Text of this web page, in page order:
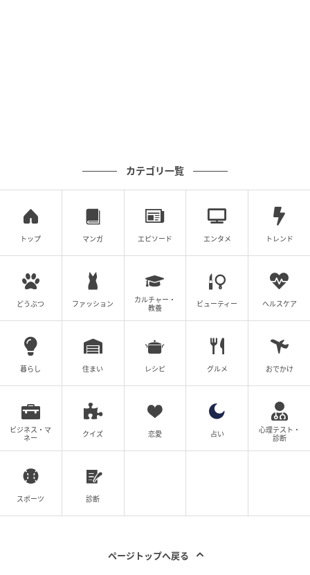
カテゴリ一覧
トップ マンガ エピソード エンタメ トレンド
どうぶつ ファッション
カルチャー・
教養
ビューティー ヘルスケア
暮らし 住まい レシピ グルメ おでかけ
ビジネス・マ
ネー
クイズ 恋愛 占い
心理テスト・
診断
スポーツ 診断
ページトップへ戻る